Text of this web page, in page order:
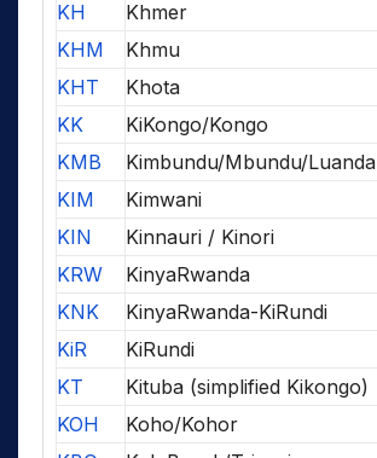
KH
Khmer
KHM
Khmu
KHT
Khota
KK
KiKongo/Kongo
KMB
Kimbundu/Mbundu/Luanda
KIM
Kimwani
KIN
Kinnauri / Kinori
KRW
KinyaRwanda
KNK
KinyaRwanda-KiRundi
KiR
KiRundi
KT
Kituba (simplified Kikongo)
KOH
Koho/Kohor